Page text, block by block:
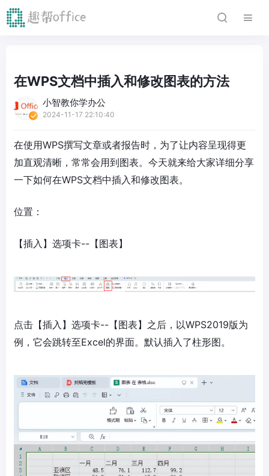
在WPS文档中插入和修改图表的方法
小智教你学办公
2024-11-17 22:10:40
在使用WPS撰写文章或者报告时，为了让内容呈现得更
加直观清晰，常常会用到图表。今天就来给大家详细分享
一下如何在WPS文档中插入和修改图表。
位置：
【插入】选项卡--【图表】
点击【插入】选项卡--【图表】之后，以WPS2019版为
例，它会跳转至Excel的界面。默认插入了柱形图。